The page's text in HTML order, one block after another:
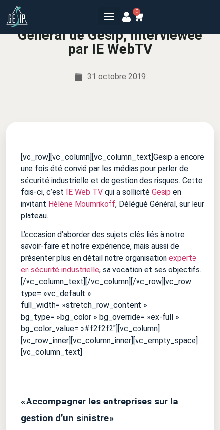
0
Hélène Moumrikoff, Délégué
Général de Gesip, interviewée
par IE WebTV
31 octobre 2019
[vc_row][vc_column][vc_column_text]Gesip a encore
une fois été convié par les médias pour parler de
sécurité industrielle et de gestion des risques. Cette
fois-ci, c’est IE Web TV qui a sollicité Gesip en
invitant Hélène Moumrikoff, Délégué Général, sur leur
plateau.
L’occasion d’aborder des sujets clés liés à notre
savoir-faire et notre expérience, mais aussi de
présenter plus en détail notre organisation experte
en sécurité industrielle, sa vocation et ses objectifs.
[/vc_column_text][/vc_column][/vc_row][vc_row
type= »vc_default »
full_width= »stretch_row_content »
bg_type= »bg_color » bg_override= »ex-full »
bg_color_value= »#f2f2f2″][vc_column]
[vc_row_inner][vc_column_inner][vc_empty_space]
[vc_column_text]
« Accompagner les entreprises sur la
gestion d’un sinistre »